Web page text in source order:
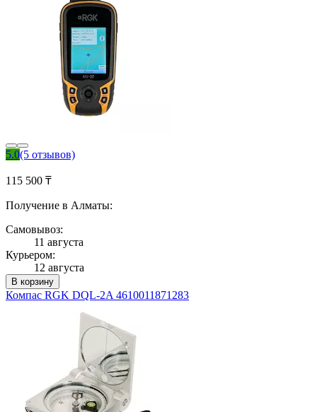
5.0(5 отзывов)
115 500 ₸
Получение в Алматы:
Самовывоз:
11 августа
Курьером:
12 августа
В корзину
Компас RGK DQL-2A 4610011871283